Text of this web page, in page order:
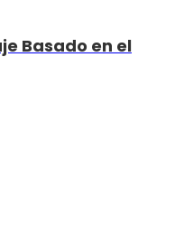
Basado en el